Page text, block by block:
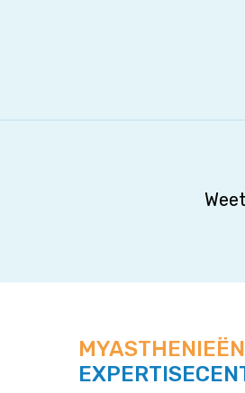
MYASTHENIEËN